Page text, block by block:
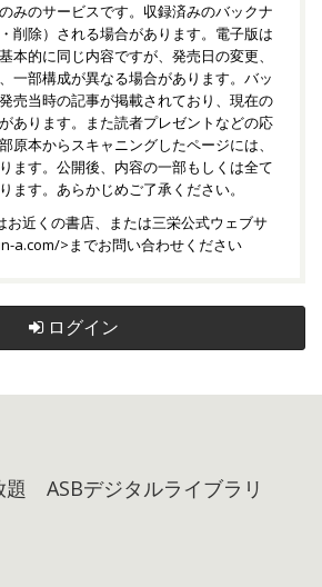
みのサービスです。収録済みのバックナ
削除）される場合があります。電子版は
本的に同じ内容ですが、発売日の変更、
一部構成が異なる場合があります。バッ
売当時の記事が掲載されており、現在の
あります。また読者プレゼントなどの応
原本からスキャニングしたページには、
ます。公開後、内容の一部もしくは全て
ます。あらかじめご了承ください。
お近くの書店、または三栄公式ウェブサ
a.com/>までお問い合わせください
ログイン
題 ASBデジタルライブラリ